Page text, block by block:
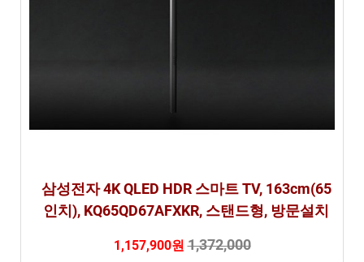
삼성전자 4K QLED HDR 스마트 TV, 163cm(65
인치), KQ65QD67AFXKR, 스탠드형, 방문설치
1,157,900원1,372,000